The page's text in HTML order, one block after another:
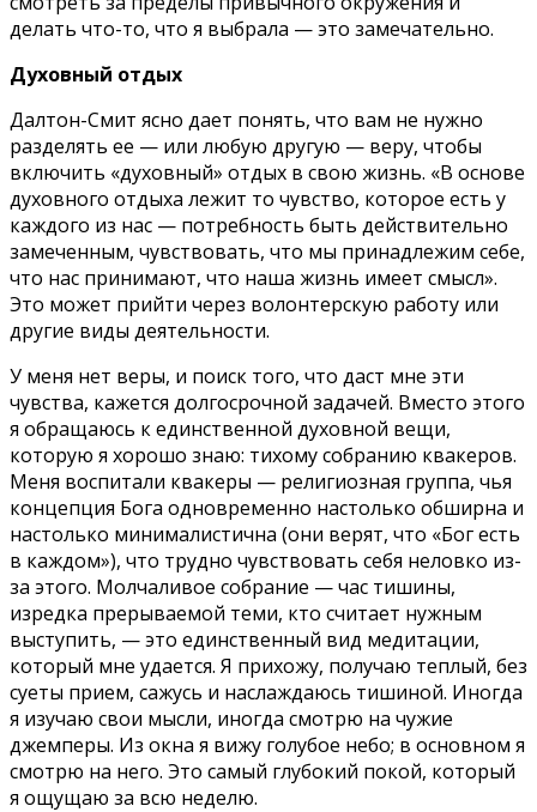
делать что-то, что я выбрала — это замечательно.
Духовный отдых
Далтон-Смит ясно дает понять, что вам не нужно
разделять ее — или любую другую — веру, чтобы
включить «духовный» отдых в свою жизнь. «В основе
духовного отдыха лежит то чувство, которое есть у
каждого из нас — потребность быть действительно
замеченным, чувствовать, что мы принадлежим себе,
что нас принимают, что наша жизнь имеет смысл».
Это может прийти через волонтерскую работу или
другие виды деятельности.
У меня нет веры, и поиск того, что даст мне эти
чувства, кажется долгосрочной задачей. Вместо этого
я обращаюсь к единственной духовной вещи,
которую я хорошо знаю: тихому собранию квакеров.
Меня воспитали квакеры — религиозная группа, чья
концепция Бога одновременно настолько обширна и
настолько минималистична (они верят, что «Бог есть
в каждом»), что трудно чувствовать себя неловко из-
за этого. Молчаливое собрание — час тишины,
изредка прерываемой теми, кто считает нужным
выступить, — это единственный вид медитации,
который мне удается. Я прихожу, получаю теплый, без
суеты прием, сажусь и наслаждаюсь тишиной. Иногда
я изучаю свои мысли, иногда смотрю на чужие
джемперы. Из окна я вижу голубое небо; в основном я
смотрю на него. Это самый глубокий покой, который
я ощущаю за всю неделю.